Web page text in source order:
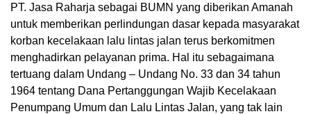
PT. Jasa Raharja sebagai BUMN yang diberikan Amanah
untuk memberikan perlindungan dasar kepada masyarakat
korban kecelakaan lalu lintas jalan terus berkomitmen
menghadirkan pelayanan prima. Hal itu sebagaimana
tertuang dalam Undang – Undang No. 33 dan 34 tahun
1964 tentang Dana Pertanggungan Wajib Kecelakaan
Penumpang Umum dan Lalu Lintas Jalan, yang tak lain